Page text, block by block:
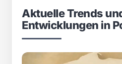
Aktuelle Trends
Entwicklungen in